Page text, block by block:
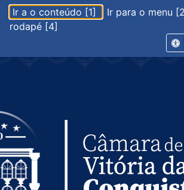
Ir a o conteúdo [1] Ir para o menu
rodapé [4]